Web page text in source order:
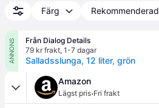
Färg Rekommenderad
ANNONS
Från Dialog Details
79 kr frakt, 1-7 dagar
Salladsslunga, 12 liter, grön
Amazon
Lägst pris·Fri frakt